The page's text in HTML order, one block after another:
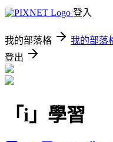
登入
我的部落格 我的部落
登出
「i」學習